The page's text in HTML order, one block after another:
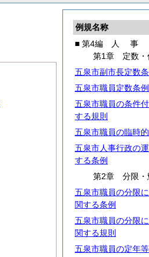
例規名称
■ 第4編
人 事
第1章 定数・
五泉市副市長定数
五泉市職員定数条例
五泉市職員の条件
する規則
五泉市職員の臨時
五泉市人事行政の
する条例
第2章 分限・
五泉市職員の分限
関する条例
五泉市職員の分限
関する規則
五泉市職員の定年